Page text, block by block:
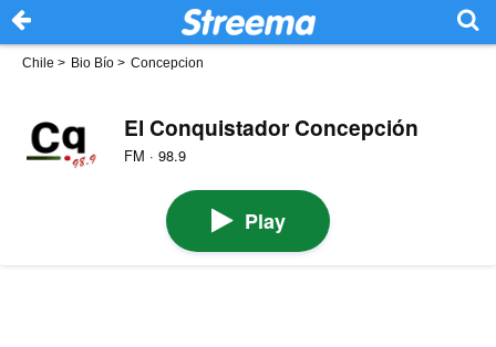
Chile > Bio Bío > Concepcion
El Conquistador Concepción
FM · 98.9
Play